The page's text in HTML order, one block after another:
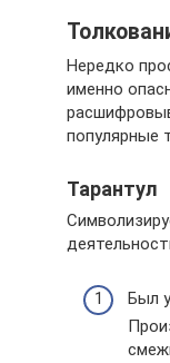
Нередко
именно
популярные
Тарантул
Был